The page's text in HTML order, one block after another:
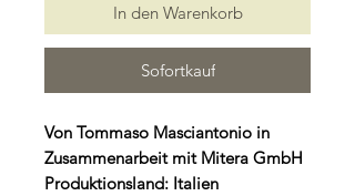
In den Warenkorb
Sofortkauf
Von Tommaso Masciantonio in
Zusammenarbeit mit Mitera GmbH
Produktionsland: Italien